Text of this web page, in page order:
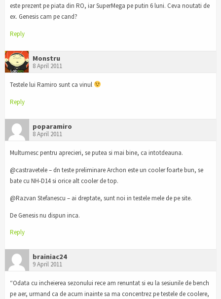
este prezent pe piata din RO, iar SuperMega pe putin 6 luni. Ceva noutati de
ex. Genesis cam pe cand?
Reply
Monstru
8 April 2011
Testele lui Ramiro sunt ca vinul
Reply
poparamiro
8 April 2011
Multumesc pentru aprecieri, se putea si mai bine, ca intotdeauna.
@castravetele – dn teste preliminare Archon este un cooler foarte bun, se
bate cu NH-D14 si orice alt cooler de top.
@Razvan Stefanescu – ai dreptate, sunt noi in testele mele de pe site.
De Genesis nu dispun inca.
Reply
brainiac24
9 April 2011
“Odata cu incheierea sezonului rece am renuntat si eu la sesiunile de bench
pe aer, urmand ca de acum inainte sa ma concentrez pe testele de coolere,